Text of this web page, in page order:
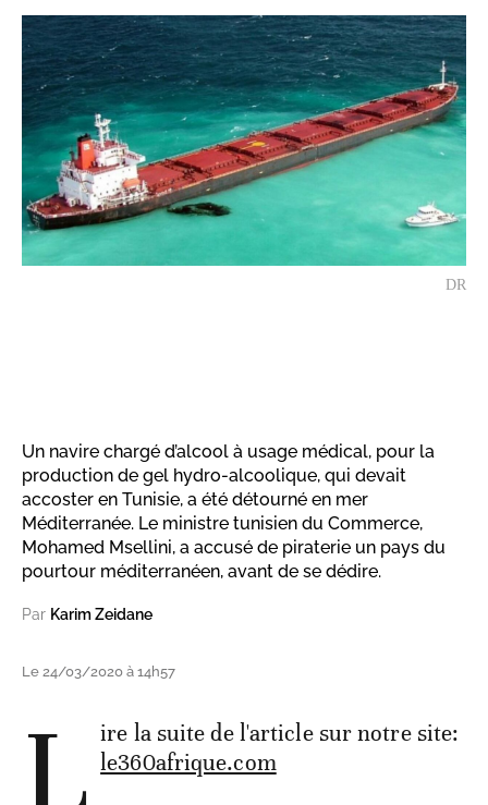
DR
Un navire chargé d’alcool à usage médical, pour la
production de gel hydro-alcoolique, qui devait
accoster en Tunisie, a été détourné en mer
Méditerranée. Le ministre tunisien du Commerce,
Mohamed Msellini, a accusé de piraterie un pays du
pourtour méditerranéen, avant de se dédire.
Par Karim Zeidane
Le 24/03/2020 à 14h57
L ire la suite de l'article sur notre site:
le360afrique.com